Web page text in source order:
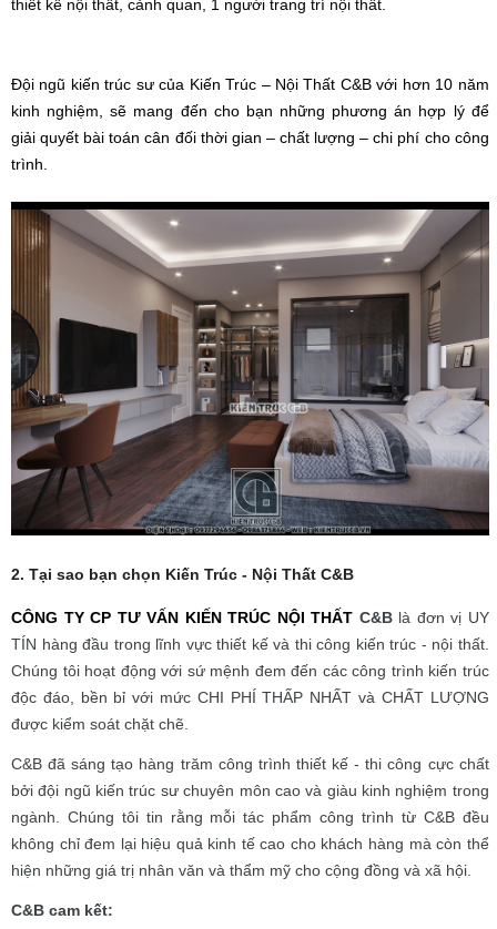
thiết kế nội thất, cảnh quan, 1 người trang trí nội thất
Đội ngũ kiến trúc sư của Kiến Trúc – Nội Thất C&B với hơn 10 năm
kinh nghiệm, sẽ mang đến cho bạn những phương án hợp lý để
giải quyết bài toán cân đối thời gian – chất lượng – chi phí cho công
trình.
2. Tại sao bạn chọn Kiến Trúc - Nội Thất C&B
CÔNG TY CP TƯ VẤN KIẾN TRÚC NỘI THẤT C&B là đơn vị UY
TÍN hàng đầu trong lĩnh vực thiết kế và thi công kiến trúc - nội thất.
Chúng tôi hoạt động với sứ mệnh đem đến các công trình kiến trúc
độc đáo, bền bỉ với mức CHI PHÍ THẤP NHẤT và CHẤT LƯỢNG
được kiểm soát chặt chẽ.
C&B đã sáng tạo hàng trăm công trình thiết kế - thi công cực chất
bởi đội ngũ kiến trúc sư chuyên môn cao và giàu kinh nghiệm trong
ngành. Chúng tôi tin rằng mỗi tác phẩm công trình từ C&B đều
không chỉ đem lại hiệu quả kinh tế cao cho khách hàng mà còn thể
hiện những giá trị nhân văn và thẩm mỹ cho cộng đồng và xã hội.
C&B cam kết: